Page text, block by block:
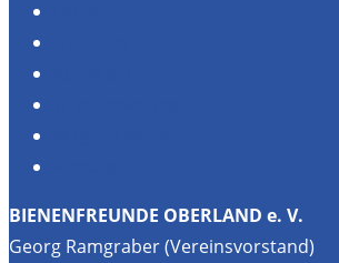
BIENENFREUNDE OBERLAND e. V.
Georg Ramgraber (Vereinsvorstand)